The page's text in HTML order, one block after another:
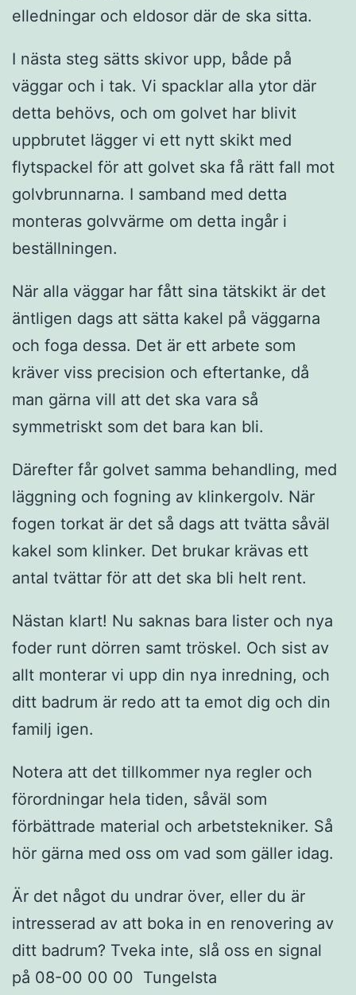
elledningar och eldosor där de ska sitta.
I nästa steg sätts skivor upp, både på
väggar och i tak. Vi spacklar alla ytor där
detta behövs, och om golvet har blivit
uppbrutet lägger vi ett nytt skikt med
flytspackel för att golvet ska få rätt fall mot
golvbrunnarna. I samband med detta
monteras golvvärme om detta ingår i
beställningen.
När alla väggar har fått sina tätskikt är det
äntligen dags att sätta kakel på väggarna
och foga dessa. Det är ett arbete som
kräver viss precision och eftertanke, då
man gärna vill att det ska vara så
symmetriskt som det bara kan bli.
Därefter får golvet samma behandling, med
läggning och fogning av klinkergolv. När
fogen torkat är det så dags att tvätta såväl
kakel som klinker. Det brukar krävas ett
antal tvättar för att det ska bli helt rent.
Nästan klart! Nu saknas bara lister och nya
foder runt dörren samt tröskel. Och sist av
allt monterar vi upp din nya inredning, och
ditt badrum är redo att ta emot dig och din
familj igen.
Notera att det tillkommer nya regler och
förordningar hela tiden, såväl som
förbättrade material och arbetstekniker. Så
hör gärna med oss om vad som gäller idag.
Är det något du undrar över, eller du är
intresserad av att boka in en renovering av
ditt badrum? Tveka inte, slå oss en signal
på 08-00 00 00 Tungelsta